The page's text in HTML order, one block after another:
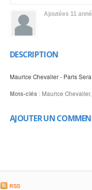
Ajoutées 11
DESCRIPTION
Maurice Chevalier - Paris
Mots-clés : Maurice Chevalier,
AJOUTER UN
RSS